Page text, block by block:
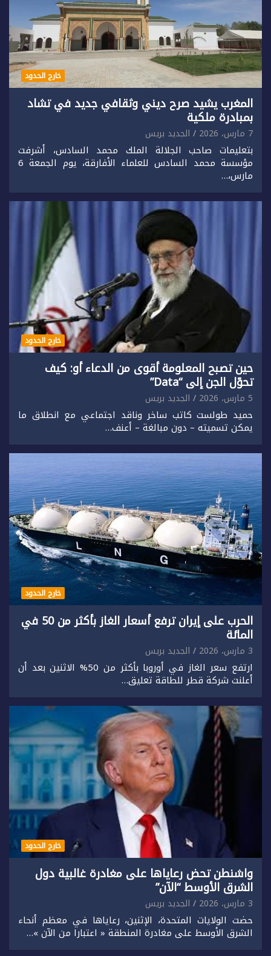
خارج الحدود
المغرب يشيد صرح ديني وثقافي جديد في تشاد
بمبادرة ملكية
7 مارس، 2026 الجديد بريس
بتعليمات صاحب الجلالة الملك محمد السادس، أشرفت
مؤسسة محمد السادس للعلماء الأفارقة، يوم الجمعة 6
مارس،…
خارج الحدود
حين تصبح المعلومة أقوى من الدعاء أو: كيف
تحوّل الجن إلى “Data”
5 مارس، 2026 الجديد بريس
حميد طولست كاتب ساخر وناقد اجتماعي مع انطلاق ما
يمكن تسميته – دون مبالغة – أعنف…
خارج الحدود
الحرب على إيران ترفع أسعار الغاز بأكثر من 50 في
المائة
3 مارس، 2026 الجديد بريس
ارتفع سعر الغاز في أوروبا بأكثر من 50% الاثنين بعد أن
أعلنت شركة قطر للطاقة تعليق…
خارج الحدود
واشنطن تحض رعاياها على مغادرة غالبية دول
الشرق الأوسط “الآن”
3 مارس، 2026 الجديد بريس
حضت الولايات المتحدة، الإثنين، رعاياها في معظم أنحاء
الشرق الأوسط على مغادرة المنطقة « اعتبارا من الآن »…